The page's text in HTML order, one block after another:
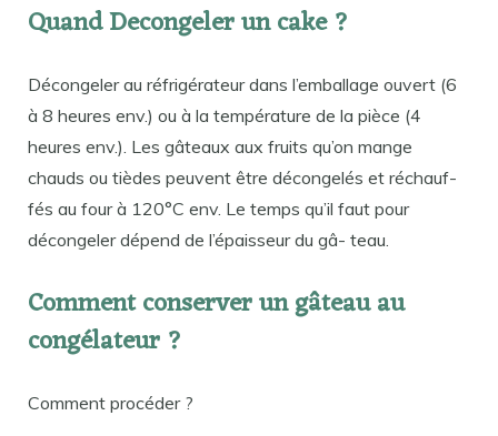
Quand Decongeler un cake ?
Décongeler au réfrigérateur dans l’emballage ouvert (6
à 8 heures env.) ou à la température de la pièce (4
heures env.). Les gâteaux aux fruits qu’on mange
chauds ou tièdes peuvent être décongelés et réchauf-
fés au four à 120°C env. Le temps qu’il faut pour
décongeler dépend de l’épaisseur du gâ- teau.
Comment conserver un gâteau au
congélateur ?
Comment procéder ?